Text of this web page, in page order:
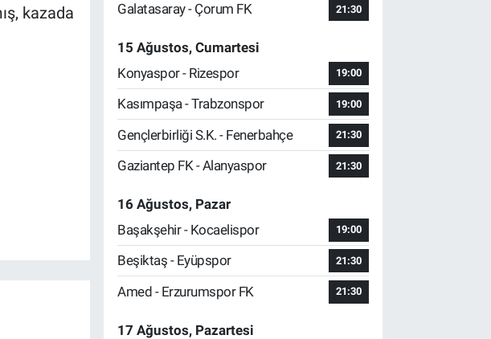
kazada
Galatasaray - Çorum FK
21:30
15 Ağustos, Cumartesi
Konyaspor - Rizespor
19:00
Kasımpaşa - Trabzonspor 19:00
Gençlerbirliği S.K. - Fenerbahçe 21:30
Gaziantep FK - Alanyaspor 21:30
16 Ağustos, Pazar
Başakşehir - Kocaelispor
19:00
Beşiktaş - Eyüpspor 21:30
Amed - Erzurumspor FK 21:30
17 Ağustos, Pazartesi